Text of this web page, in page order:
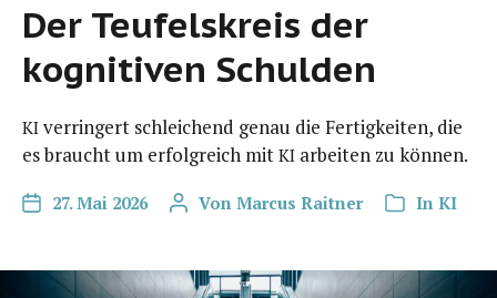
Der Teufelskreis der
kognitiven Schulden
KI ver­rin­gert schlei­chend genau die Fer­tig­kei­ten, die
es braucht um erfolg­reich mit KI arbei­ten zu können.
27. Mai 2026 Von Marcus Raitner In KI